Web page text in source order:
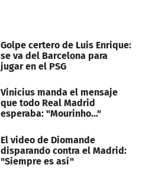
Golpe certero de Luis Enrique:
se va del Barcelona para
jugar en el PSG
Vinicius manda el mensaje
que todo Real Madrid
esperaba: "Mourinho..."
El video de Diomande
disparando contra el Madrid:
"Siempre es así"